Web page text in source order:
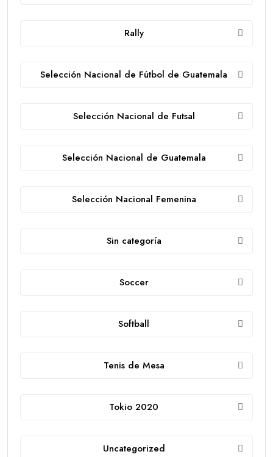
Rally
Selección Nacional de Fútbol de Guatemala
Selección Nacional de Futsal
Selección Nacional de Guatemala
Selección Nacional Femenina
Sin categoría
Soccer
Softball
Tenis de Mesa
Tokio 2020
Uncategorized